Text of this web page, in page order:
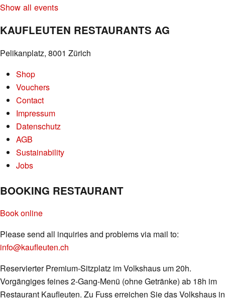
Show all events
KAUFLEUTEN RESTAURANTS AG
Pelikanplatz, 8001 Zürich
Shop
Vouchers
Contact
Impressum
Datenschutz
AGB
Sustainability
Jobs
BOOKING RESTAURANT
Book online
Please send all inquiries and problems via mail to:
info@kaufleuten.ch
Reservierter Premium-Sitzplatz im Volkshaus um 20h.
Vorgängiges feines 2-Gang-Menü (ohne Getränke) ab 18h im
Restaurant Kaufleuten. Zu Fuss erreichen Sie das Volkshaus in